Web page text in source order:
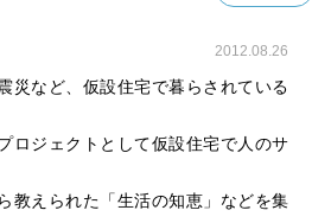
2012.08.26
災など、仮設住宅で暮らされている
ロジェクトとして仮設住宅で人のサ
教えられた「生活の知恵」などを集